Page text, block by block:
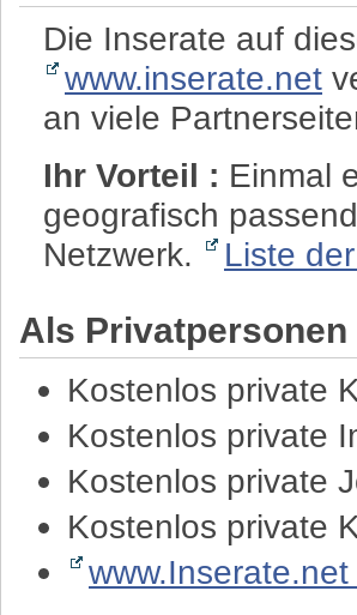
Die Inserate auf
www.inserate.net
an viele
Ihr Vorteil : Einmal
geografisch
Netzwerk.
Liste
Als Privatpersonen
Kostenlos private
Kostenlos private
Kostenlos private
Kostenlos private